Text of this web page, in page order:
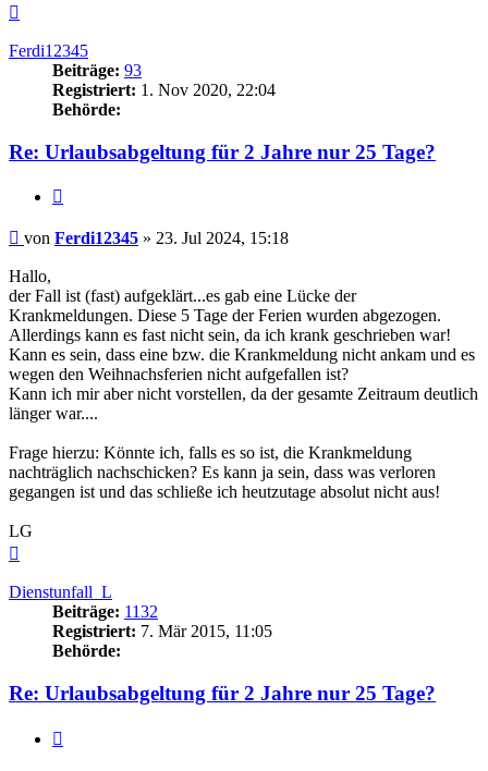
Ferdi12345
Beiträge: 93
Registriert: 1. Nov 2020, 22:04
Behörde:
Re: Urlaubsabgeltung für 2 Jahre nur 25 Tage?
Beitrag
von Ferdi12345 » 23. Jul 2024, 15:18
Hallo,
der Fall ist (fast) aufgeklärt...es gab eine Lücke der
Krankmeldungen. Diese 5 Tage der Ferien wurden abgezogen.
Allerdings kann es fast nicht sein, da ich krank geschrieben war!
Kann es sein, dass eine bzw. die Krankmeldung nicht ankam und es
wegen den Weihnachsferien nicht aufgefallen ist?
Kann ich mir aber nicht vorstellen, da der gesamte Zeitraum deutlich
länger war....
Frage hierzu: Könnte ich, falls es so ist, die Krankmeldung
nachträglich nachschicken? Es kann ja sein, dass was verloren
gegangen ist und das schließe ich heutzutage absolut nicht aus!
LG
Dienstunfall_L
Beiträge: 1132
Registriert: 7. Mär 2015, 11:05
Behörde:
Re: Urlaubsabgeltung für 2 Jahre nur 25 Tage?